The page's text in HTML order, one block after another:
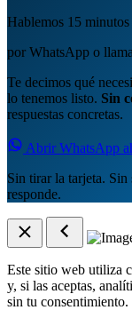
Hablemos 15 minutos
por WhatsApp o
Te decimos qué
lo tenemos listo. Sin
respuestas concretas.
Abrir WhatsApp
Sin tirar la tarjeta. Sin
responde.
Este sitio web utiliza
y, si las aceptas,
sin tu consentimiento.